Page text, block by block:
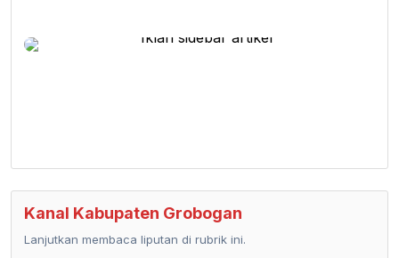
Kanal Kabupaten Grobogan
Lanjutkan membaca liputan di rubrik ini.